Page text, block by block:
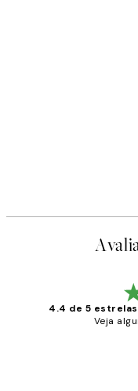
4.4 de 5 estrelas
Veja